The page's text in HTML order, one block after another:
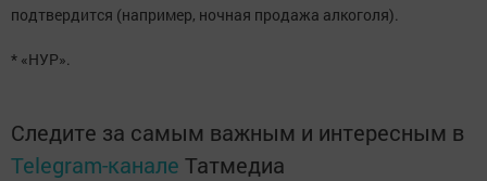
подтвердится (например, ночная продажа алкоголя).
* «НУР».
Следите за самым важным и интересным в
Telegram-канале Татмедиа